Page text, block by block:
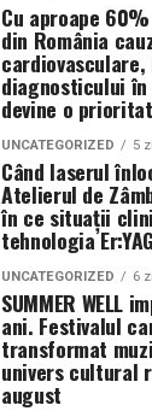
Cu aproape
din România
diagnosticului
devine o
UNCATEGORIZED 5
Când laserul
Atelierul de
în ce situații
tehnologia Er:YAG
UNCATEGORIZED 6
SUMMER WELL
ani. Festivalul
transformat
univers cultural
august